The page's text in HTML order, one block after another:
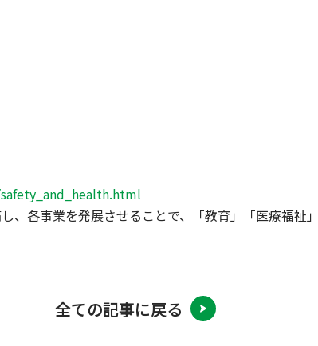
、各事業を発展させることで、「教育」「医療福祉
全ての記事に戻る